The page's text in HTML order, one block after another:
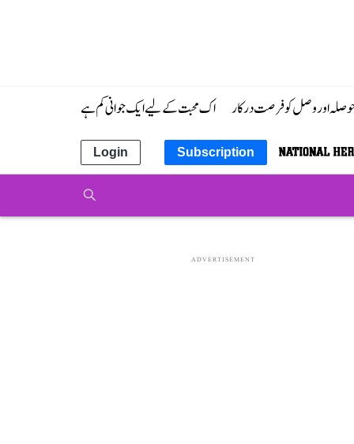
حوصلہ اور وصل کو فرصت درکار اک محبت کے لیے ایک جوانی کم ہے
Subscription
Login
ADVERTISEMENT